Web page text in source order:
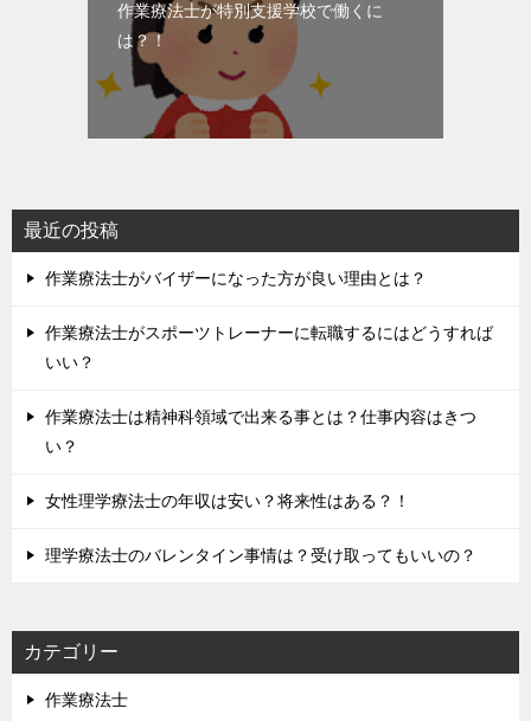
作業療法士が特別支援学校で働くに
は？！
最近の投稿
作業療法士がバイザーになった方が良い理由とは？
作業療法士がスポーツトレーナーに転職するにはどうすれば
いい？
作業療法士は精神科領域で出来る事とは？仕事内容はきつ
い？
女性理学療法士の年収は安い？将来性はある？！
理学療法士のバレンタイン事情は？受け取ってもいいの？
カテゴリー
作業療法士